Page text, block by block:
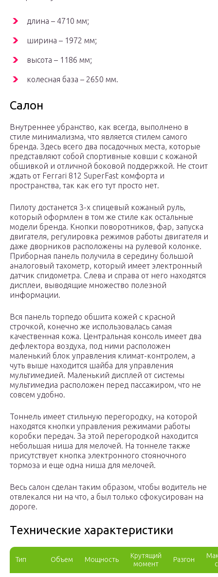
длина – 4710 мм;
ширина – 1972 мм;
высота – 1186 мм;
колесная база – 2650 мм.
Салон
Внутреннее убранство, как всегда, выполнено в
стиле минимализма, что является стилем самого
бренда. Здесь всего два посадочных места, которые
представляют собой спортивные ковши с кожаной
обшивкой и отличной боковой поддержкой. Не стоит
ждать от Ferrari 812 SuperFast комфорта и
пространства, так как его тут просто нет.
Пилоту достанется 3-х спицевый кожаный руль,
который оформлен в том же стиле как остальные
модели бренда. Кнопки поворотников, фар, запуска
двигателя, регулировка режимов работы двигателя и
даже дворников расположены на рулевой колонке.
Приборная панель получила в середину большой
аналоговый тахометр, который имеет электронный
датчик спидометра. Слева и справа от него находятся
дисплеи, выводящие множество полезной
информации.
Вся панель торпедо обшита кожей с красной
строчкой, конечно же использовалась самая
качественная кожа. Центральная консоль имеет два
дефлектора воздуха, под ними расположен
маленький блок управления климат-контролем, а
чуть выше находится шайба для управления
мультимедией. Маленький дисплей от системы
мультимедиа расположен перед пассажиром, что не
совсем удобно.
Тоннель имеет стильную перегородку, на которой
находятся кнопки управления режимами работы
коробки передач. За этой перегородкой находится
небольшая ниша для мелочей. На тоннеле также
присутствует кнопка электронного стояночного
тормоза и еще одна ниша для мелочей.
Весь салон сделан таким образом, чтобы водитель не
отвлекался ни на что, а был только сфокусирован на
дороге.
Технические характеристики
Тип Объем Мощность
Крутящий
момент
Разгон